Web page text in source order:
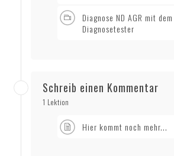
Diagnose ND AGR mit dem
Diagnosetester
Schreib einen Kommentar
1 Lektion
Hier kommt noch mehr...